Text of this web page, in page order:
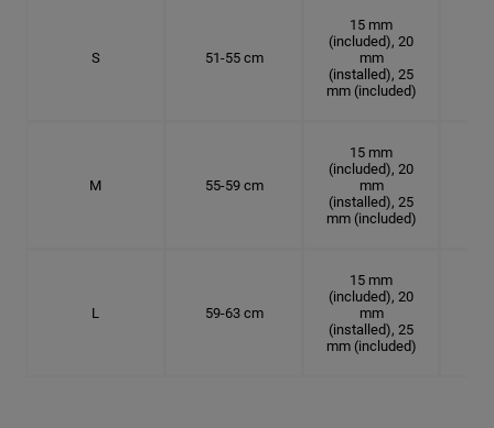
S 51-55 cm
15 mm
(included), 20
mm
(installed), 25
mm (included)
M 55-59 cm
15 mm
(included), 20
mm
(installed), 25
mm (included)
L 59-63 cm
15 mm
(included), 20
mm
(installed), 25
mm (included)